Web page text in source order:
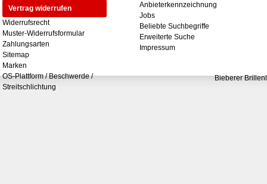
Vertrag widerrufen
Widerrufsrecht
Muster-Widerrufsformular
Zahlungsarten
Sitemap
Marken
OS-Plattform / Beschwerde /
Streitschlichtung
Anbieterkennzeichnung
Jobs
Beliebte Suchbegriffe
Erweiterte Suche
Impressum
Bieberer